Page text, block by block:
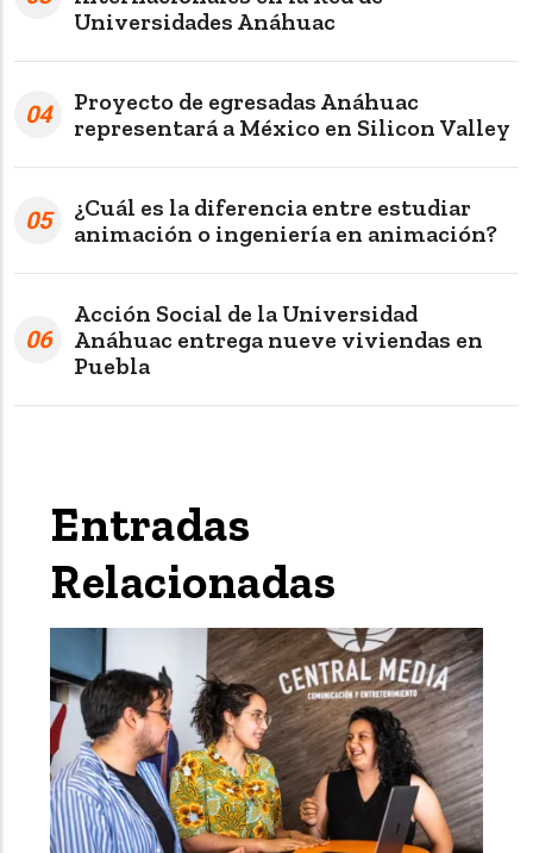
Universidades Anáhuac
04
Proyecto de egresadas Anáhuac
representará a México en Silicon Valley
05
¿Cuál es la diferencia entre estudiar
animación o ingeniería en animación?
06
Acción Social de la Universidad
Anáhuac entrega nueve viviendas en
Puebla
Entradas
Relacionadas